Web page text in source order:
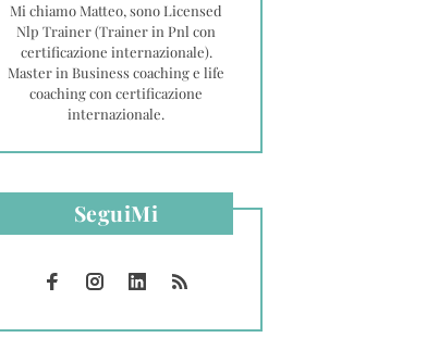
Mi chiamo Matteo, sono Licensed
Nlp Trainer (Trainer in Pnl con
certificazione internazionale).
Master in Business coaching e life
coaching con certificazione
internazionale.
SeguiMi